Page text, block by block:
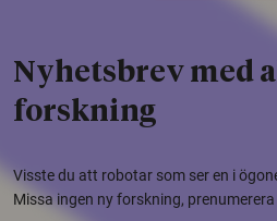
Nyhetsbrev med
forskning
Visste du att robotar som ser en i
Missa ingen ny forskning,